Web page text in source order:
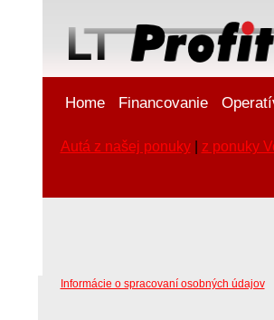
Home Financovanie
Autá z našej ponuky| z ponuky
Informácie o spracovaní osobných údajov